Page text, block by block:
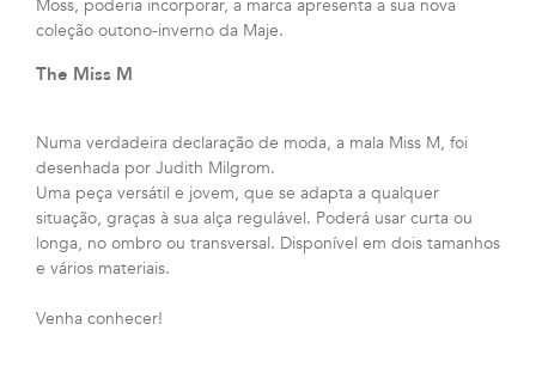
Moss, poderia incorporar, a marca apresenta a sua nova
coleção outono-inverno da Maje.
The Miss M
Numa verdadeira declaração de moda, a mala Miss M, foi
desenhada por Judith Milgrom.
Uma peça versátil e jovem, que se adapta a qualquer
situação, graças à sua alça regulável. Poderá usar curta ou
longa, no ombro ou transversal. Disponível em dois tamanhos
e vários materiais.
Venha conhecer!